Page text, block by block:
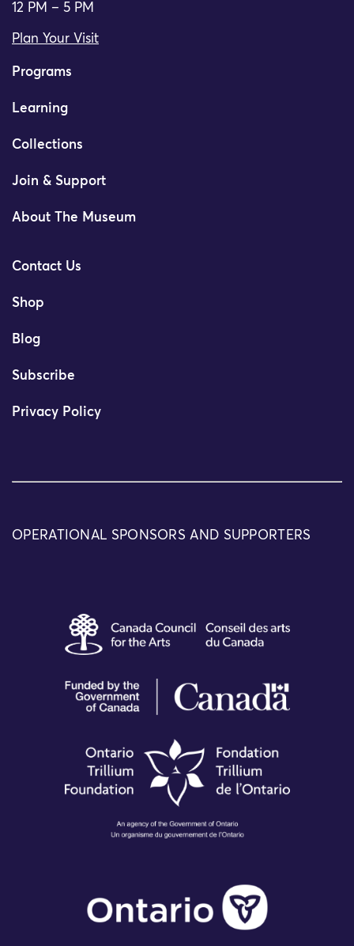
12 PM – 5 PM
Plan Your Visit
Programs
Learning
Collections
Join & Support
About The Museum
Contact Us
Shop
Blog
Subscribe
Privacy Policy
OPERATIONAL SPONSORS AND SUPPORTERS